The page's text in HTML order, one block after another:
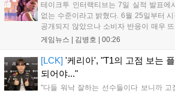
테이크투 인터랙티브는 7일 실적 발표에
없는 수준이라고 밝혔다. 6월 25일부터
공개되지 않았으나 소비자 반응이 매우
Xbox 시리즈 X|S로 정식 출시될 예정이
Extended Look'을 최초 공개할 계획이다....
게임뉴스 | 김병호 00:26
[LCK] '케리아', "T1의 고점 보는
되어야..."
"다들 워낙 잘하는 선수들이다 보니까 고